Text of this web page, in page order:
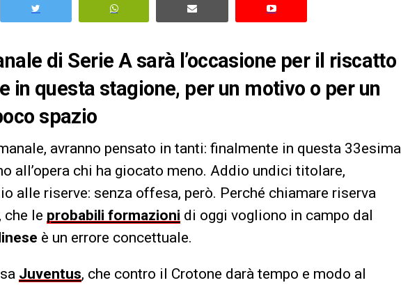
di Serie A sarà l’occasione per il riscatto
in questa stagione, per un motivo o per un
spazio
avranno pensato in tanti: finalmente in questa 33esima
all’opera chi ha giocato meno. Addio undici titolare,
alle riserve: senza offesa, però. Perché chiamare riserva
, che le probabili formazioni di oggi vogliono in campo dal
è un errore concettuale.
Juventus, che contro il Crotone darà tempo e modo al